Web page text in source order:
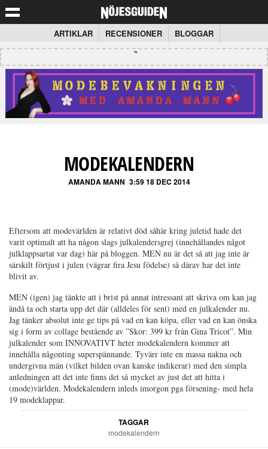
ARTIKLAR RECENSIONER BLOGGAR
MODEKALENDERN
AMANDA MANN 3:59 18 DEC 2014
Eftersom att modevärlden är relativt död såhär kring juletid hade det
varit optimalt att ha någon slags julkalendersgrej (innehållandes något
julklappsartat var dag) här på bloggen. MEN nu är det så att jag inte är
särskilt förtjust i julen (vägrar fira Jesu födelse) så därav har det inte
blivit av.
MEN (igen) jag tänkte att i brist på annat intressant att skriva om kan jag
ändå ta och starta upp det där (alldeles för sent) med en julkalender nu.
Jag tänker absolut inte ge tips på vad en kan köpa, eller vad en kan önska
sig i form av collage bestående av ”Skor: 399 kr från Gina Tricot”. Min
julkalender som INNOVATIVT heter modekalendern kommer att
innehålla någonting superspännande. Tyvärr inte en massa nakna och
undergivna män (vilket bilden ovan kanske indikerar) med den simpla
anledningen att det inte finns det så mycket av just det att hitta i
(mode)världen. Modekalendern inleds imorgon pga försening- med hela
19 modeklappar.
TAGGAR
modekalendern